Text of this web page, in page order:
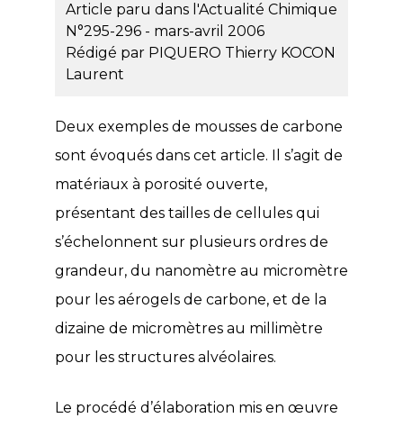
Article paru dans l'Actualité Chimique
N°295-296 - mars-avril 2006
Rédigé par PIQUERO Thierry KOCON
Laurent
Deux exemples de mousses de carbone
sont évoqués dans cet article. Il s’agit de
matériaux à porosité ouverte,
présentant des tailles de cellules qui
s’échelonnent sur plusieurs ordres de
grandeur, du nanomètre au micromètre
pour les aérogels de carbone, et de la
dizaine de micromètres au millimètre
pour les structures alvéolaires.
Le procédé d’élaboration mis en œuvre